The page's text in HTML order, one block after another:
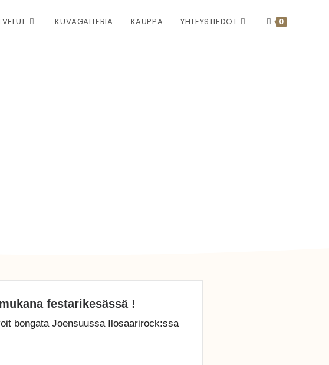
KUVAGALLERIA KAUPPA YHTEYSTIEDOT 0
festarikesässä !
bongata Joensuussa Ilosaarirock:ssa